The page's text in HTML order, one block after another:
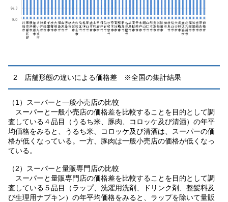
2 店舗形態の違いによる価格差 ※全国の集計結果
（1）スーパーと一般小売店の比較
スーパーと一般小売店の価格差を比較することを目的として調
査している４品目（うるち米、豚肉、コロッケ及び清酒）の年平
均価格をみると、うるち米、コロッケ及び清酒は、スーパーの価
格が低くなっている。一方、豚肉は一般小売店の価格が低くなっ
ている。
（2）スーパーと量販専門店の比較
スーパーと量販専門店の価格差を比較することを目的として調
査している５品目（ラップ、洗濯用洗剤、ドリンク剤、整髪料及
び生理用ナプキン）の年平均価格をみると、ラップを除いて量販